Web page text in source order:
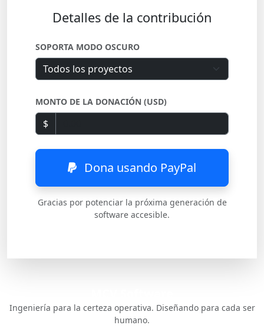
Detalles de la contribución
SOPORTA MODO OSCURO
MONTO DE LA DONACIÓN (USD)
$
Dona usando PayPal
Gracias por potenciar la próxima generación de
software accesible.
Ingeniería para la certeza operativa. Diseñando para cada ser
humano.